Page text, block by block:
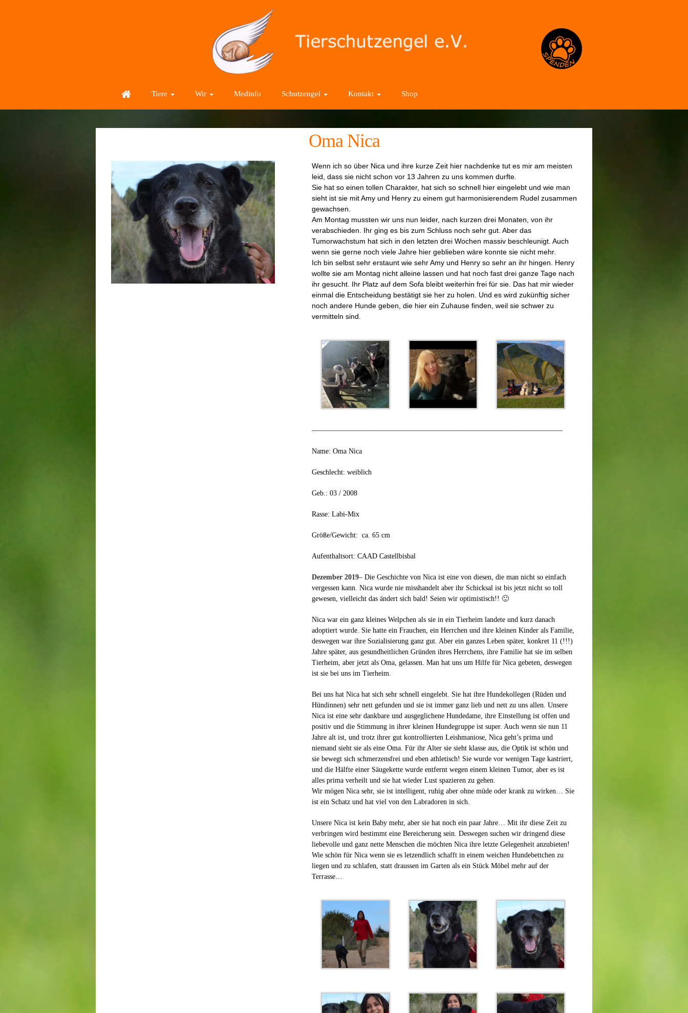
Tiere Wir Medinfo Schutzengel Kontakt Shop
Oma Nica
Wenn ich so über Nica und ihre kurze Zeit hier nachdenke tut es mir am meisten
leid, dass sie nicht schon vor 13 Jahren zu uns kommen durfte.
Sie hat so einen tollen Charakter, hat sich so schnell hier eingelebt und wie man
sieht ist sie mit Amy und Henry zu einem gut harmonisierendem Rudel zusammen
gewachsen.
Am Montag mussten wir uns nun leider, nach kurzen drei Monaten, von ihr
verabschieden. Ihr ging es bis zum Schluss noch sehr gut. Aber das
Tumorwachstum hat sich in den letzten drei Wochen massiv beschleunigt. Auch
wenn sie gerne noch viele Jahre hier geblieben wäre konnte sie nicht mehr.
Ich bin selbst sehr erstaunt wie sehr Amy und Henry so sehr an ihr hingen. Henry
wollte sie am Montag nicht alleine lassen und hat noch fast drei ganze Tage nach
ihr gesucht. Ihr Platz auf dem Sofa bleibt weiterhin frei für sie. Das hat mir wieder
einmal die Entscheidung bestätigt sie her zu holen. Und es wird zukünftig sicher
noch andere Hunde geben, die hier ein Zuhause finden, weil sie schwer zu
vermitteln sind.
———————————————————————————————————
Name: Oma Nica
Geschlecht: weiblich
Geb.: 03 / 2008
Rasse: Labi-Mix
Größe/Gewicht: ca. 65 cm
Aufenthaltsort: CAAD Castellbisbal
Dezember 2019– Die Geschichte von Nica ist eine von diesen, die man nicht so einfach
vergessen kann. Nica wurde nie misshandelt aber ihr Schicksal ist bis jetzt nicht so toll
gewesen, vielleicht das ändert sich bald! Seien wir optimistisch!! 🙂
Nica war ein ganz kleines Welpchen als sie in ein Tierheim landete und kurz danach
adoptiert wurde. Sie hatte ein Frauchen, ein Herrchen und ihre kleinen Kinder als Familie,
deswegen war ihre Sozialisierung ganz gut. Aber ein ganzes Leben später, konkret 11 (!!!)
Jahre später, aus gesundheitlichen Gründen ihres Herrchens, ihre Familie hat sie im selben
Tierheim, aber jetzt als Oma, gelassen. Man hat uns um Hilfe für Nica gebeten, deswegen
ist sie bei uns im Tierheim.
Bei uns hat Nica hat sich sehr schnell eingelebt. Sie hat ihre Hundekollegen (Rüden und
Hündinnen) sehr nett gefunden und sie ist immer ganz lieb und nett zu uns allen. Unsere
Nica ist eine sehr dankbare und ausgeglichene Hundedame, ihre Einstellung ist offen und
positiv und die Stimmung in ihrer kleinen Hundegruppe ist super. Auch wenn sie nun 11
Jahre alt ist, und trotz ihrer gut kontrollierten Leishmaniose, Nica geht’s prima und
niemand sieht sie als eine Oma. Für ihr Alter sie sieht klasse aus, die Optik ist schön und
sie bewegt sich schmerzensfrei und eben athletisch! Sie wurde vor wenigen Tage kastriert,
und die Hälfte einer Säugekette wurde entfernt wegen einem kleinen Tumor, aber es ist
alles prima verheilt und sie hat wieder Lust spazieren zu gehen.
Wir mögen Nica sehr, sie ist intelligent, ruhig aber ohne müde oder krank zu wirken… Sie
ist ein Schatz und hat viel von den Labradoren in sich.
Unsere Nica ist kein Baby mehr, aber sie hat noch ein paar Jahre… Mit ihr diese Zeit zu
verbringen wird bestimmt eine Bereicherung sein. Deswegen suchen wir dringend diese
liebevolle und ganz nette Menschen die möchten Nica ihre letzte Gelegenheit anzubieten!
Wie schön für Nica wenn sie es letzendlich schafft in einem weichen Hundebettchen zu
liegen und zu schlafen, statt draussen im Garten als ein Stück Möbel mehr auf der
Terrasse…